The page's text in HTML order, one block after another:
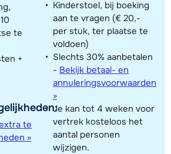
te
+
te
»
Kinderstoel, bij boeking
aan te vragen (€ 20,-
per stuk, ter plaatse te
voldoen)
Slechts 30% aanbetalen
- Bekijk betaal- en
annuleringsvoorwaarden
»
Je kan tot 4 weken voor
vertrek kosteloos het
aantal personen
wijzigen.